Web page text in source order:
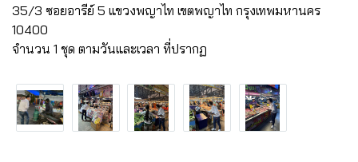
35/3 ซอยอารีย์ 5 แขวงพญาไท เขตพญาไท กรุงเทพมหานคร
10400
จำนวน 1 ชุด ตามวันและเวลา ที่ปรากฏ